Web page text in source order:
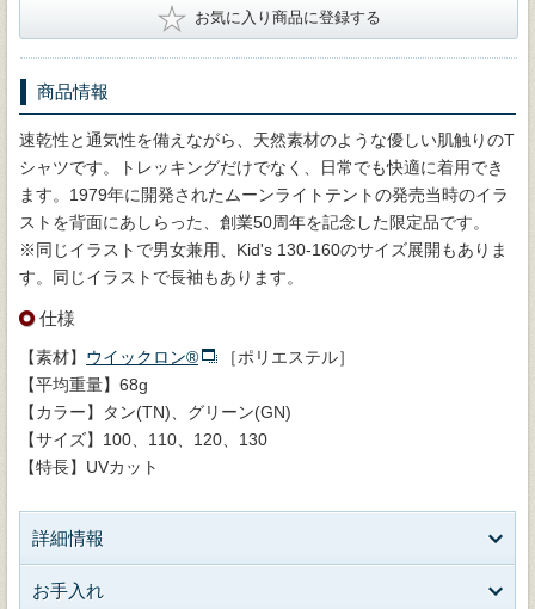
★ お気に入り商品に登録する
商品情報
速乾性と通気性を備えながら、天然素材のような優しい肌触りのT
シャツです。トレッキングだけでなく、日常でも快適に着用でき
ます。1979年に開発されたムーンライトテントの発売当時のイラ
ストを背面にあしらった、創業50周年を記念した限定品です。
※同じイラストで男女兼用、Kid's 130-160のサイズ展開もありま
す。同じイラストで長袖もあります。
仕様
【素材】 ウイックロン®
［ポリエステル］
【平均重量】68g
【カラー】タン(TN)、グリーン(GN)
【サイズ】100、110、120、130
【特長】UVカット
詳細情報
お手入れ